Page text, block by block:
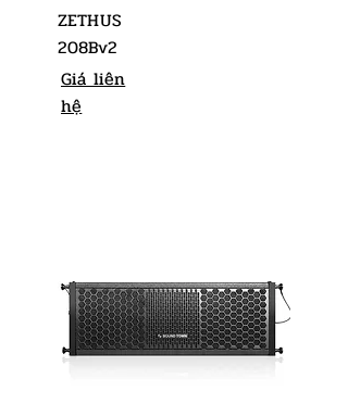
ZETHUS
208Bv2
Giá liên
hệ